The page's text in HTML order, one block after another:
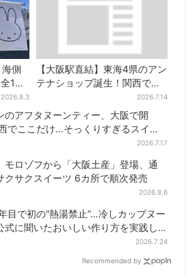
海側
16
ナイ
2026.8.3
【大阪駅直結】東海4県のアン
テナショップ誕生！関西では
ここでしか買えない限定グル
メも
2026.7.14
のアフタヌーンティー、大阪で開
でここだけ…そっくりすぎるスイー
2026.7.17
モロゾフから「大阪土産」登場、通
クサクスイーツ 6カ所で順次発売
2026.8.6
目で初の“熱湯禁止”…冷しカップヌー
式に聞いたおいしい作り方を実践し
2026.7.24
Recommended by